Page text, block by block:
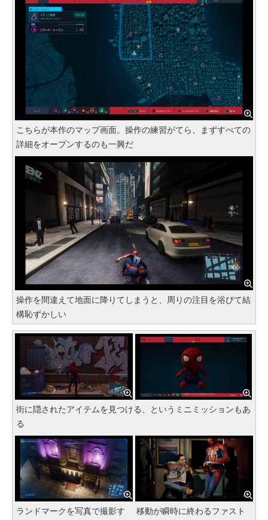
こちらが本作のマップ画面。操作の練習がてら、まずすべての
詳細をオープンするのも一興だ
操作を間違えて地面に降りてしまうと、周りの注目を浴びて結
構恥ずかしい
街に隠されたアイテムを見つける、というミニミッションもあ
る
ランドマークを写真で撮影す
移動が瞬時に終わるファスト